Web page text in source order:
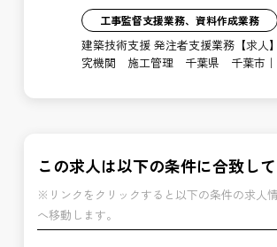
工事監督支援業務、資料作成業務
建築技術支援 発注者支援業務【求人
究機関 施工管理 千葉県 千葉市｜
この求人は以下の条件に合致し
※リンクをクリックすると以下の条件の求人
へ移動します。